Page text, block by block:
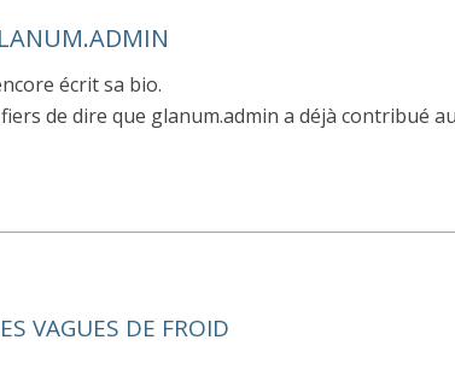
écrit sa bio.
de dire que glanum.admin a déjà contribué
VAGUES DE FROID